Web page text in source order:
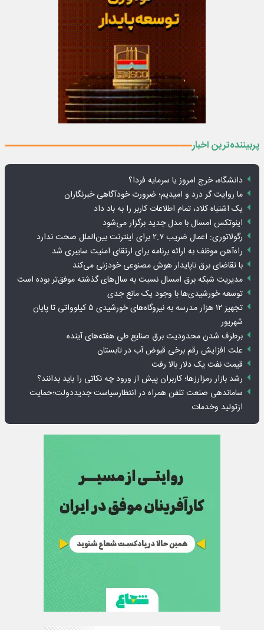
پربیننده‌ترین اخبار
دانشگاه، خرج امروز یا سرمایه فردا؟
ما روایت گر درد و امیدیم؛ ضرورت خودآگاهی خبرنگاران
یک اشتباه کلاد، تمام اطلاعات کاربر را به باد داد
اینوتکس امسال با مدل جدید برگزار می‌شود
رگولاتوری: اعمال ضریب ۲.۷ برای اینترنت بین‌الملل صحت ندارد
راه‌آهن موظف به ارائه برنامه برای ارتقای امنیت سایبری شد
با تقاضای برق ناپایدار هوش مصنوعی خودزنی می‌کند
مدیریت شبکه برق امسال نسبت به سال‌های گذشته موفق‌تر بوده است
توسعه خورشیدی‌ها با وجود یک مانع جدی
تجهیز ۱۲ هزار مدرسه به نیروگاه‌های خورشیدی ۵ کیلوواتی تا پایان
شهریور
برطرف شدن محدودیت‌ برق صنایع طی هفته‌های آینده
علت افزایش رقم برخی قبوض آب در تابستان
قیمت نفت یک دلار بالا رفت
رشد بازار رمزارزها؛ کاربران پیش از ورود چه نکاتی را باید بدانند؟
ساماندهی صنعت تلفن همراه در انتظارسیاست جدیددولت؛حمایت
ازتولید وخدمات